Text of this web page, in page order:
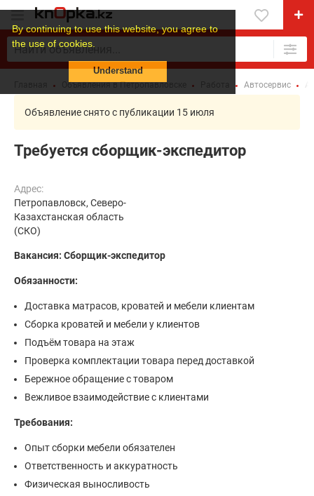
By continuing to use this website, you agree to
the use of cookies.
Understand
Объявления в Петропавловске Автосервис
Объявление снято с публикации 15 июля
Требуется сборщик-экспедитор
Адрес:
Петропавловск, Северо-
Казахстанская область
(СКО)
Вакансия: Сборщик-экспедитор
Обязанности:
Доставка матрасов, кроватей и мебели клиентам
Сборка кроватей и мебели у клиентов
Подъём товара на этаж
Проверка комплектации товара перед доставкой
Бережное обращение с товаром
Вежливое взаимодействие с клиентами
Требования:
Опыт сборки мебели обязателен
Ответственность и аккуратность
Физическая выносливость